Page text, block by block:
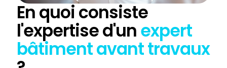
En quoi consiste
l'expertise d'unexpert
bâtiment avant travaux